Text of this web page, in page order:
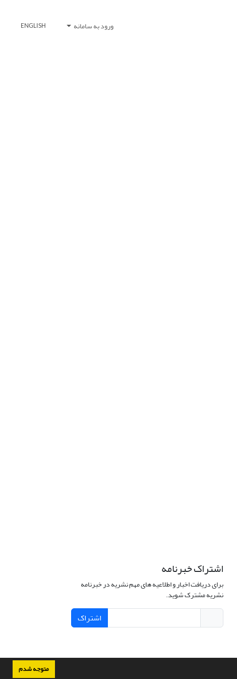
متوجه شدم
ورود به سامانه ENGLISH
اشتراک خبرنامه
برای دریافت اخبار و اطلاعیه های مهم نشریه در خبرنامه
نشریه مشترک شوید.
اشتراک